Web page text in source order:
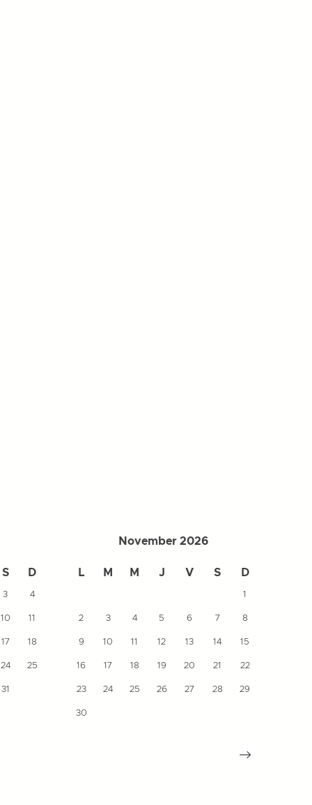
S D
3 4
10 11
17 18
24 25
31
November 2026
L M M J V S D
1
2 3 4 5 6 7 8
9 10 11 12 13 14 15
16 17 18 19 20 21 22
23 24 25 26 27 28 29
30